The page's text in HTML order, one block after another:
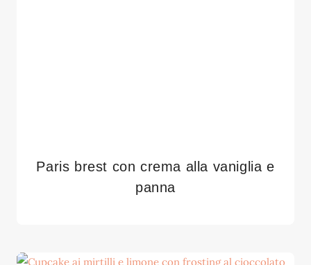
Paris brest con crema alla vaniglia e
panna